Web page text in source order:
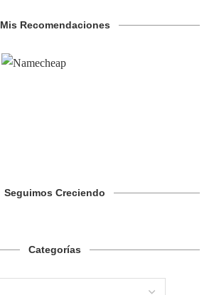
Mis Recomendaciones
Seguimos Creciendo
Categorías